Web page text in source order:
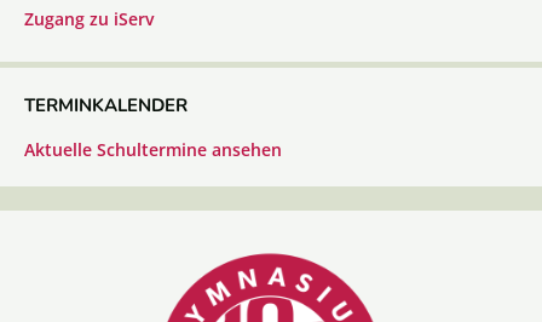
Zugang zu iServ
TERMINKALENDER
Aktuelle Schultermine ansehen